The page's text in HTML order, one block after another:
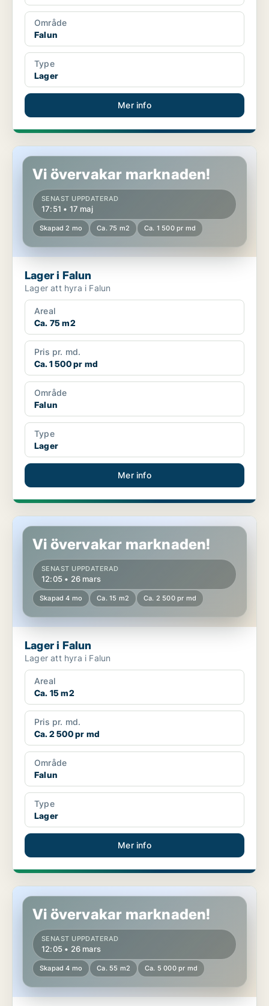
Område
Falun
Type
Lager
Mer info
Lager i Falun
Vi övervakar marknaden!
SENAST UPPDATERAD
17:51 • 17 maj
Skapad 2 mo Ca. 75 m2 Ca. 1 500 pr md
Lager i Falun
Lager att hyra i Falun
Areal
Ca. 75 m2
Pris pr. md.
Ca. 1 500 pr md
Område
Falun
Type
Lager
Mer info
Lager i Falun
Vi övervakar marknaden!
SENAST UPPDATERAD
12:05 • 26 mars
Skapad 4 mo Ca. 15 m2 Ca. 2 500 pr md
Lager i Falun
Lager att hyra i Falun
Areal
Ca. 15 m2
Pris pr. md.
Ca. 2 500 pr md
Område
Falun
Type
Lager
Mer info
Lager i Falun
Vi övervakar marknaden!
SENAST UPPDATERAD
12:05 • 26 mars
Skapad 4 mo Ca. 55 m2 Ca. 5 000 pr md